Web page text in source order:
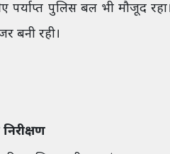
पुलिस बल भी मौजूद
बनी रही।